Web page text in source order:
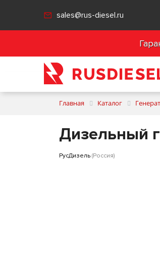
sales@rus-diesel.ru
Главная Каталог
Дизельный
РусДизель (Россия)